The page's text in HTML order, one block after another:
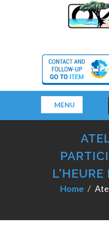
MENU
L'HEURE
Home